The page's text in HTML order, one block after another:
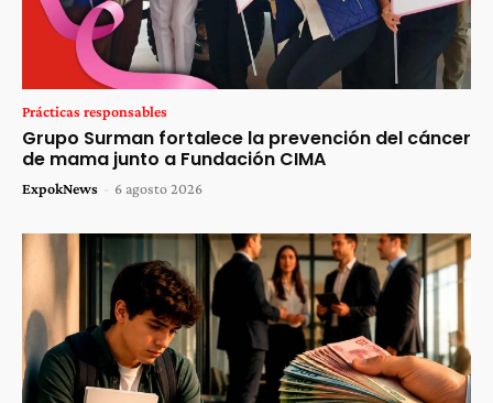
Prácticas responsables
Grupo Surman fortalece la prevención del cáncer
de mama junto a Fundación CIMA
ExpokNews - 6 agosto 2026